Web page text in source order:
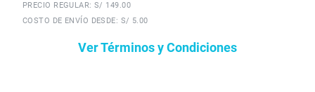
PRECIO REGULAR: S/ 149.00
COSTO DE ENVÍO DESDE: S/ 5.00
Ver Términos y Condiciones